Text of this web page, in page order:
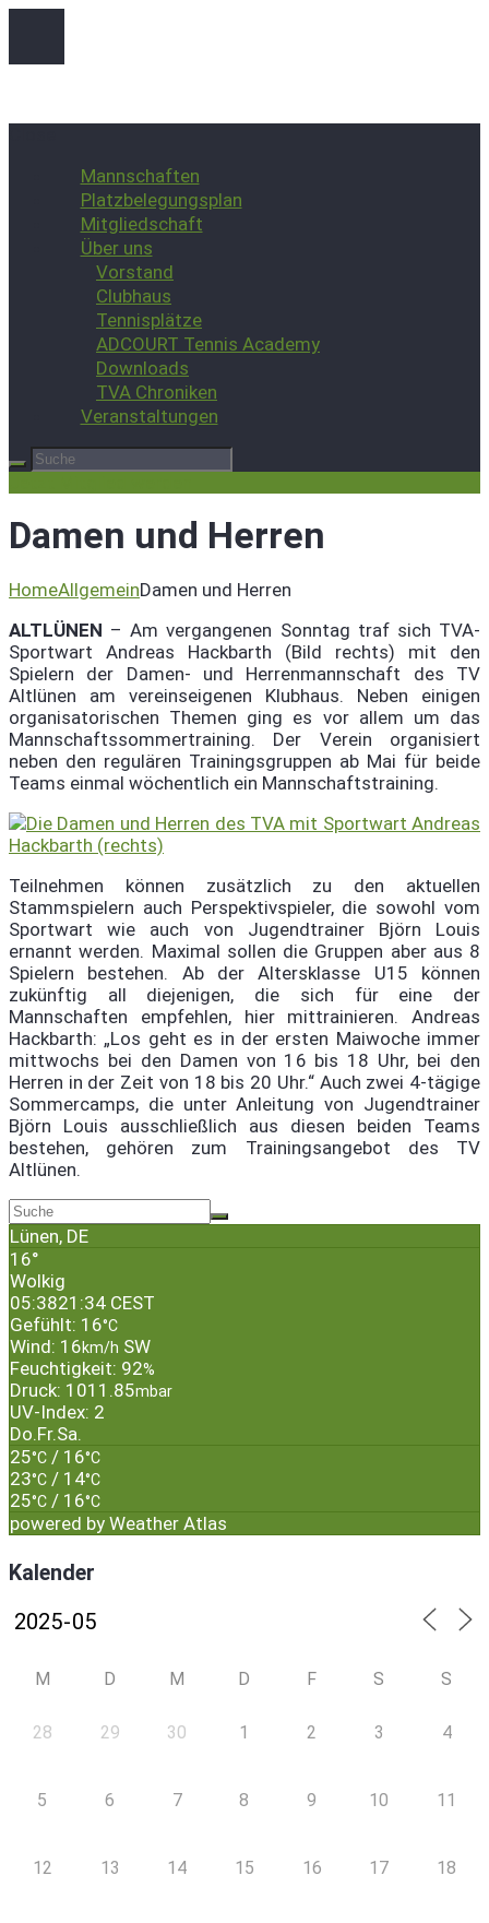
Mannschaften
Platzbelegungsplan
Mitgliedschaft
Über uns
Vorstand
Clubhaus
Tennisplätze
ADCOURT Tennis Academy
Downloads
TVA Chroniken
Veranstaltungen
Damen und Herren
HomeAllgemeinDamen und Herren
ALTLÜNEN – Am vergangenen Sonntag traf sich TVA-
Sportwart Andreas Hackbarth (Bild rechts) mit den
Spielern der Damen- und Herrenmannschaft des TV
Altlünen am vereinseigenen Klubhaus. Neben einigen
organisatorischen Themen ging es vor allem um das
Mannschaftssommertraining. Der Verein organisiert
neben den regulären Trainingsgruppen ab Mai für beide
Teams einmal wöchentlich ein Mannschaftstraining.
Teilnehmen können zusätzlich zu den aktuellen
Stammspielern auch Perspektivspieler, die sowohl vom
Sportwart wie auch von Jugendtrainer Björn Louis
ernannt werden. Maximal sollen die Gruppen aber aus 8
Spielern bestehen. Ab der Altersklasse U15 können
zukünftig all diejenigen, die sich für eine der
Mannschaften empfehlen, hier mittrainieren. Andreas
Hackbarth: „Los geht es in der ersten Maiwoche immer
mittwochs bei den Damen von 16 bis 18 Uhr, bei den
Herren in der Zeit von 18 bis 20 Uhr.“ Auch zwei 4-tägige
Sommercamps, die unter Anleitung von Jugendtrainer
Björn Louis ausschließlich aus diesen beiden Teams
bestehen, gehören zum Trainingsangebot des TV
Altlünen.
Lünen, DE
16°
Wolkig
05:3821:34 CEST
Gefühlt: 16°C
Wind: 16km/h SW
Feuchtigkeit: 92%
Druck: 1011.85mbar
UV-Index: 2
Do.Fr.Sa.
25°C / 16°C
23°C / 14°C
25°C / 16°C
powered by Weather Atlas
Kalender
M D M D F S S
28 29 30 1 2 3 4
5 6 7 8 9 10 11
12 13 14 15 16 17 18